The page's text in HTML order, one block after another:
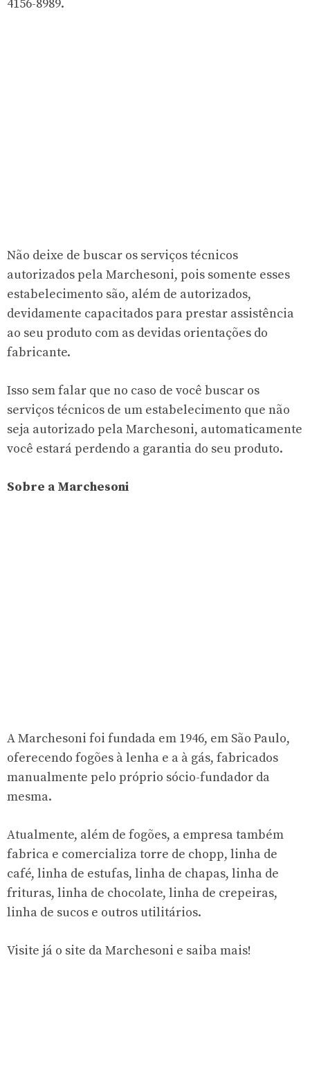
4156-8989.
Não deixe de buscar os serviços técnicos
autorizados pela Marchesoni, pois somente esses
estabelecimento são, além de autorizados,
devidamente capacitados para prestar assistência
ao seu produto com as devidas orientações do
fabricante.
Isso sem falar que no caso de você buscar os
serviços técnicos de um estabelecimento que não
seja autorizado pela Marchesoni, automaticamente
você estará perdendo a garantia do seu produto.
Sobre a Marchesoni
A Marchesoni foi fundada em 1946, em São Paulo,
oferecendo fogões à lenha e a à gás, fabricados
manualmente pelo próprio sócio-fundador da
mesma.
Atualmente, além de fogões, a empresa também
fabrica e comercializa torre de chopp, linha de
café, linha de estufas, linha de chapas, linha de
frituras, linha de chocolate, linha de crepeiras,
linha de sucos e outros utilitários.
Visite já o site da Marchesoni e saiba mais!